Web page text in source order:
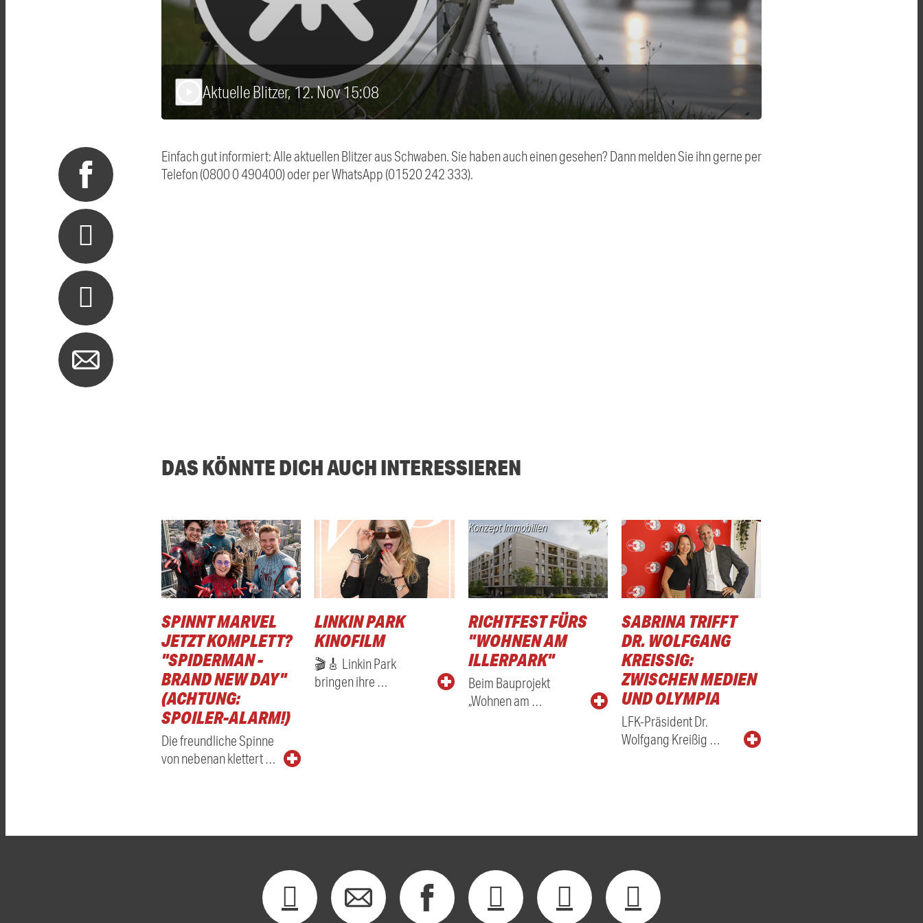
Aktuelle Blitzer, 12. Nov 15:08
Einfach gut informiert: Alle aktuellen Blitzer aus Schwaben. Sie haben auch einen gesehen? Dann melden Sie ihn gerne per
Telefon (0800 0 490400) oder per WhatsApp (01520 242 333).
DAS KÖNNTE DICH AUCH INTERESSIEREN
SPINNT MARVEL
JETZT KOMPLETT?
"SPIDERMAN -
BRAND NEW DAY"
(ACHTUNG:
SPOILER-ALARM!)
Die freundliche Spinne
von nebenan klettert …
LINKIN PARK
KINOFILM
🎬🎸 Linkin Park
bringen ihre …
Konzept Immobilien
RICHTFEST FÜRS
"WOHNEN AM
ILLERPARK"
Beim Bauprojekt
„Wohnen am …
SABRINA TRIFFT
DR. WOLFGANG
KREISSIG: Z
WISCHEN MEDIEN U
ND OLYMPIA
LFK-Präsident Dr.
Wolfgang Kreißig …